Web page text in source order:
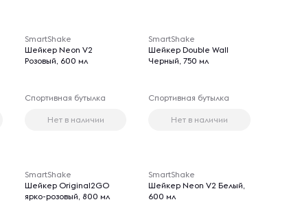
SmartShake
Шейкер Neon V2
Розовый, 600 мл
Спортивная бутылка
Нет в наличии
SmartShake
Шейкер Double Wall
Черный, 750 мл
Спортивная бутылка
Нет в наличии
SmartShake
Шейкер Original2GO
ярко-розовый, 800 мл
SmartShake
Шейкер Neon V2 Белый,
600 мл